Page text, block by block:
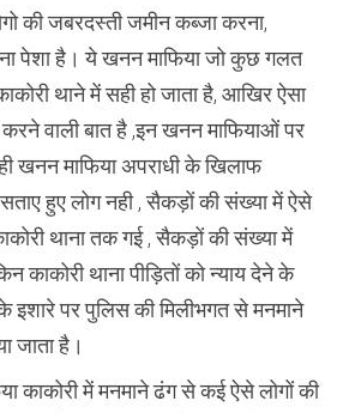
की जबरदस्ती जमीन कब्जा करना,
पेशा है। ये खनन माफिया जो कुछ गलत
थाने में सही हो जाता है, आखिर ऐसा
वाली बात है ,इन खनन माफियाओं पर
खनन माफिया अपराधी के खिलाफ
सताए हुए लोग नही , सैकड़ों की संख्या में ऐसे
थाना तक गई , सैकड़ों की संख्या में
काकोरी थाना पीड़ितों को न्याय देने के
पर पुलिस की मिलीभगत से मनमाने
जाता है।
काकोरी में मनमाने ढंग से कई ऐसे लोगों की